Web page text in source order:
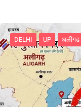
DELHI UP अलीगढ